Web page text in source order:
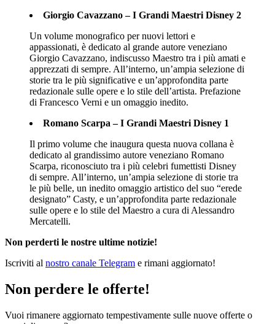
Giorgio Cavazzano – I Grandi Maestri Disney 2
Un volume monografico per nuovi lettori e
appassionati, è dedicato al grande autore veneziano
Giorgio Cavazzano, indiscusso Maestro tra i più amati e
apprezzati di sempre. All’interno, un’ampia selezione di
storie tra le più significative e un’approfondita parte
redazionale sulle opere e lo stile dell’artista. Prefazione
di Francesco Verni e un omaggio inedito.
Romano Scarpa – I Grandi Maestri Disney 1
Il primo volume che inaugura questa nuova collana è
dedicato al grandissimo autore veneziano Romano
Scarpa, riconosciuto tra i più celebri fumettisti Disney
di sempre. All’interno, un’ampia selezione di storie tra
le più belle, un inedito omaggio artistico del suo “erede
designato” Casty, e un’approfondita parte redazionale
sulle opere e lo stile del Maestro a cura di Alessandro
Mercatelli.
Non perderti le nostre ultime notizie!
Iscriviti al nostro canale Telegram e rimani aggiornato!
Non perdere le offerte!
Vuoi rimanere aggiornato tempestivamente sulle nuove offerte o